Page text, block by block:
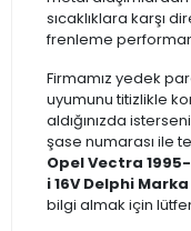
sıcaklıklara karşı
frenleme
Firmamız yedek
uyumunu titizlikle
aldığınızda
şase numarası ile
Opel Vectra 1995-
i 16V Delphi
bilgi almak için